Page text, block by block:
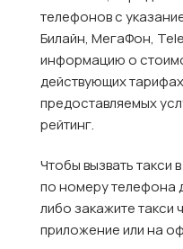
телефонов с
Билайн, МегаФон,
информацию о
действующих
предоставляемых
рейтинг.
Чтобы вызвать такси
по номеру телефона
либо закажите такси
приложение или на